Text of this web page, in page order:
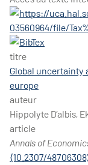
titre
Global uncertainty
europe
auteur
Hippolyte D’albis,
article
Annals of
⟨10.2307/